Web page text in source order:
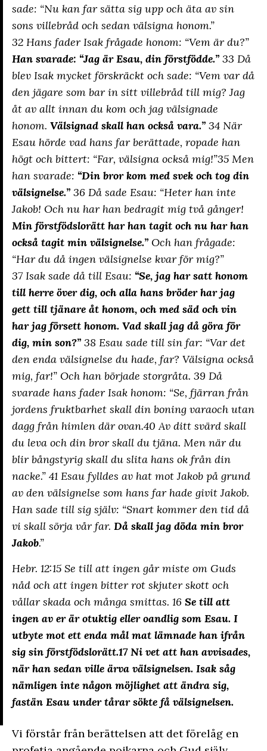
sade: “Nu kan far sätta sig upp och äta av sin
sons villebråd och sedan välsigna honom.”
32 Hans fader Isak frågade honom: “Vem är du?”
Han svarade: “Jag är Esau, din förstfödde.” 33 Då
blev Isak mycket förskräckt och sade: “Vem var då
den jägare som bar in sitt villebråd till mig? Jag
åt av allt innan du kom och jag välsignade
honom. Välsignad skall han också vara.” 34 När
Esau hörde vad hans far berättade, ropade han
högt och bittert: “Far, välsigna också mig!”35 Men
han svarade: “Din bror kom med svek och tog din
välsignelse.” 36 Då sade Esau: “Heter han inte
Jakob! Och nu har han bedragit mig två gånger!
Min förstfödslorätt har han tagit och nu har han
också tagit min välsignelse.” Och han frågade:
“Har du då ingen välsignelse kvar för mig?”
37 Isak sade då till Esau: “Se, jag har satt honom
till herre över dig, och alla hans bröder har jag
gett till tjänare åt honom, och med säd och vin
har jag försett honom. Vad skall jag då göra för
dig, min son?” 38 Esau sade till sin far: “Var det
den enda välsignelse du hade, far? Välsigna också
mig, far!” Och han började storgråta. 39 Då
svarade hans fader Isak honom: “Se, fjärran från
jordens fruktbarhet skall din boning varaoch utan
dagg från himlen där ovan.40 Av ditt svärd skall
du leva och din bror skall du tjäna. Men när du
blir bångstyrig skall du slita hans ok från din
nacke.” 41 Esau fylldes av hat mot Jakob på grund
av den välsignelse som hans far hade givit Jakob.
Han sade till sig själv: “Snart kommer den tid då
vi skall sörja vår far. Då skall jag döda min bror
Jakob.”
Hebr. 12:15 Se till att ingen går miste om Guds
nåd och att ingen bitter rot skjuter skott och
vållar skada och många smittas. 16 Se till att
ingen av er är otuktig eller oandlig som Esau. I
utbyte mot ett enda mål mat lämnade han ifrån
sig sin förstfödslorätt.17 Ni vet att han avvisades,
när han sedan ville ärva välsignelsen. Isak såg
nämligen inte någon möjlighet att ändra sig,
fastän Esau under tårar sökte få välsignelsen.
Vi förstår från berättelsen att det förelåg en